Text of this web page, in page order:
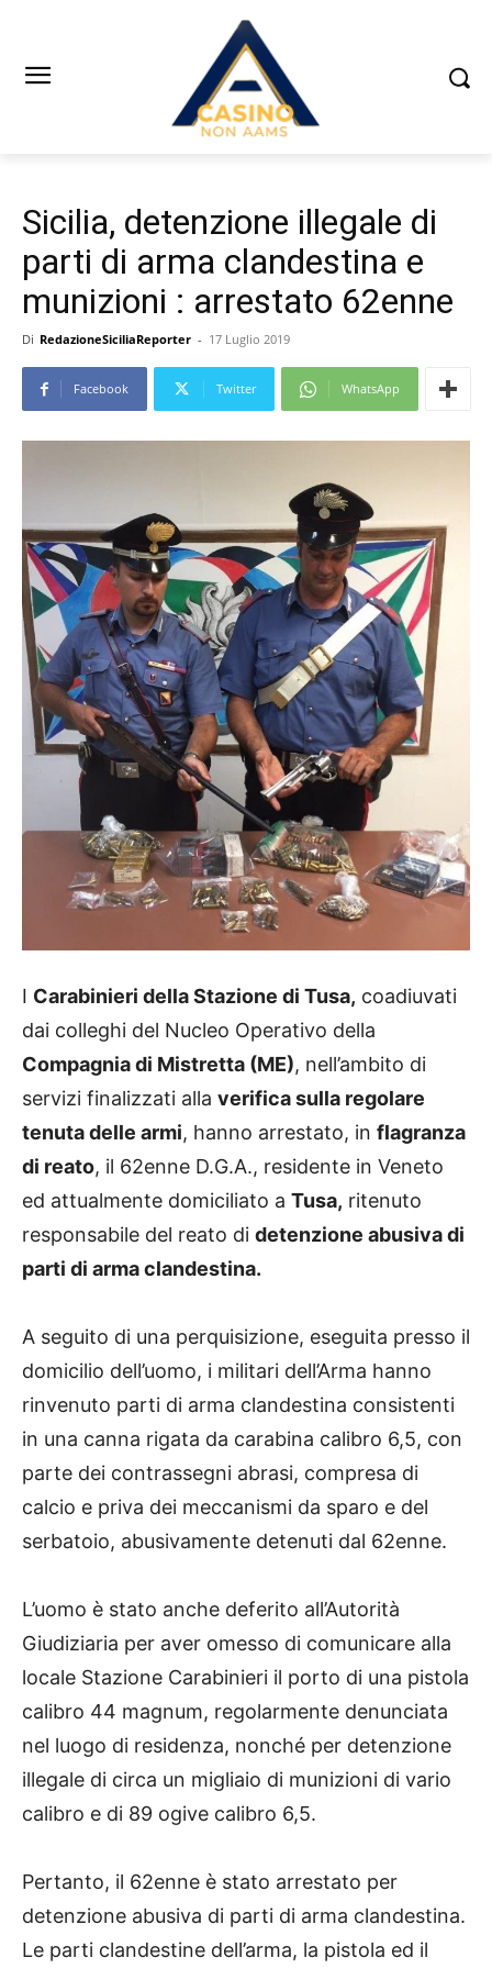
Sicilia, detenzione illegale di
parti di arma clandestina e
munizioni : arrestato 62enne
Di RedazioneSiciliaReporter - 17 Luglio 2019
Facebook Twitter WhatsApp
I Carabinieri della Stazione di Tusa, coadiuvati
dai colleghi del Nucleo Operativo della
Compagnia di Mistretta (ME), nell’ambito di
servizi finalizzati alla verifica sulla regolare
tenuta delle armi, hanno arrestato, in flagranza
di reato, il 62enne D.G.A., residente in Veneto
ed attualmente domiciliato a Tusa, ritenuto
responsabile del reato di detenzione abusiva di
parti di arma clandestina.
A seguito di una perquisizione, eseguita presso il
domicilio dell’uomo, i militari dell’Arma hanno
rinvenuto parti di arma clandestina consistenti
in una canna rigata da carabina calibro 6,5, con
parte dei contrassegni abrasi, compresa di
calcio e priva dei meccanismi da sparo e del
serbatoio, abusivamente detenuti dal 62enne.
L’uomo è stato anche deferito all’Autorità
Giudiziaria per aver omesso di comunicare alla
locale Stazione Carabinieri il porto di una pistola
calibro 44 magnum, regolarmente denunciata
nel luogo di residenza, nonché per detenzione
illegale di circa un migliaio di munizioni di vario
calibro e di 89 ogive calibro 6,5.
Pertanto, il 62enne è stato arrestato per
detenzione abusiva di parti di arma clandestina.
Le parti clandestine dell’arma, la pistola ed il